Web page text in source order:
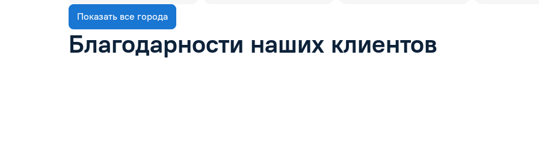
Показать все города
Благодарности наших клиентов